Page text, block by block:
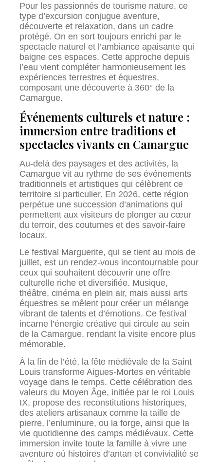
Pour les passionnés de tourisme nature, ce
type d’excursion conjugue aventure,
découverte et relaxation, dans un cadre
protégé. On en sort toujours enrichi par le
spectacle naturel et l’ambiance apaisante qui
baigne ces espaces. Cette approche depuis
l’eau vient compléter harmonieusement les
expériences terrestres et équestres,
composant une découverte à 360° de la
Camargue.
Événements culturels et nature :
immersion entre traditions et
spectacles vivants en Camargue
Au-delà des paysages et des activités, la
Camargue vit au rythme de ses événements
traditionnels et artistiques qui célèbrent ce
territoire si particulier. En 2026, cette région
perpétue une succession d’animations qui
permettent aux visiteurs de plonger au cœur
du terroir, des coutumes et des savoir-faire
locaux.
Le festival Marguerite, qui se tient au mois de
juillet, est un rendez-vous incontournable pour
ceux qui souhaitent découvrir une offre
culturelle riche et diversifiée. Musique,
théâtre, cinéma en plein air, mais aussi arts
équestres se mêlent pour créer un mélange
vibrant de talents et d’émotions. Ce festival
incarne l’énergie créative qui circule au sein
de la Camargue, rendant la visite encore plus
mémorable.
À la fin de l’été, la fête médiévale de la Saint
Louis transforme Aigues-Mortes en véritable
voyage dans le temps. Cette célébration des
valeurs du Moyen Âge, initiée par le roi Louis
IX, propose des reconstitutions historiques,
des ateliers artisanaux comme la taille de
pierre, l’enluminure, ou la forge, ainsi que la
vie quotidienne des camps médiévaux. Cette
immersion invite toute la famille à vivre une
aventure où histoires d’antan et convivialité se